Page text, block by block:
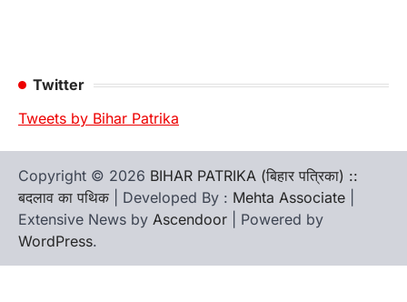
Twitter
Tweets by Bihar Patrika
Copyright © 2026 BIHAR PATRIKA (बिहार पत्रिका) ::
बदलाव का पथिक | Developed By : Mehta Associate
Extensive News by Ascendoor | Powered by
WordPress.